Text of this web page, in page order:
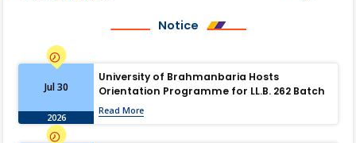
Notice
Jul 30
2026
University of Brahmanbaria Hosts
Orientation Programme for LL.B. 262 Batch
Read More